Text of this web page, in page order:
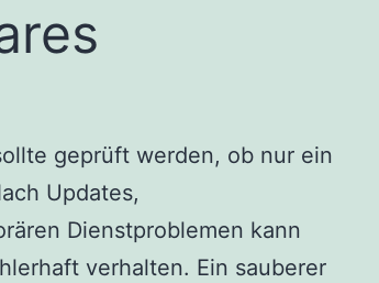
geprüft werden, ob nur ein
Updates,
Dienstproblemen kann
verhalten. Ein sauberer